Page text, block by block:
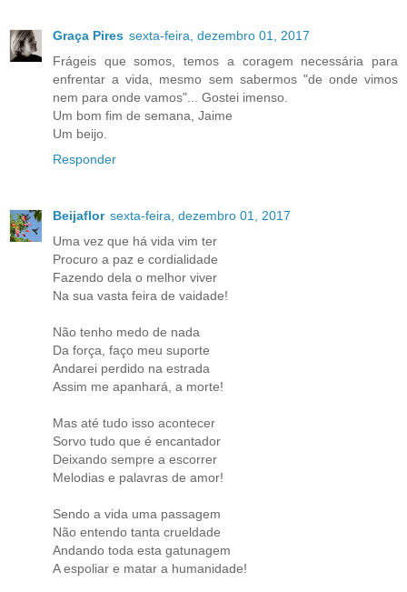
Graça Pires sexta-feira, dezembro 01, 2017
Frágeis que somos, temos a coragem necessária para
enfrentar a vida, mesmo sem sabermos "de onde vimos
nem para onde vamos"... Gostei imenso.
Um bom fim de semana, Jaime
Um beijo.
Responder
Beijaflor sexta-feira, dezembro 01, 2017
Uma vez que há vida vim ter
Procuro a paz e cordialidade
Fazendo dela o melhor viver
Na sua vasta feira de vaidade!
Não tenho medo de nada
Da força, faço meu suporte
Andarei perdido na estrada
Assim me apanhará, a morte!
Mas até tudo isso acontecer
Sorvo tudo que é encantador
Deixando sempre a escorrer
Melodias e palavras de amor!
Sendo a vida uma passagem
Não entendo tanta crueldade
Andando toda esta gatunagem
A espoliar e matar a humanidade!